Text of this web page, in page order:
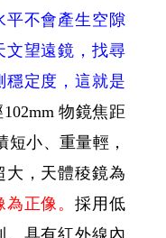
平不會產生空隙
文望遠鏡，找尋
穩定度，這就是
物鏡焦距
短小、重量輕，
大，天體稜鏡為
為正像。採用低